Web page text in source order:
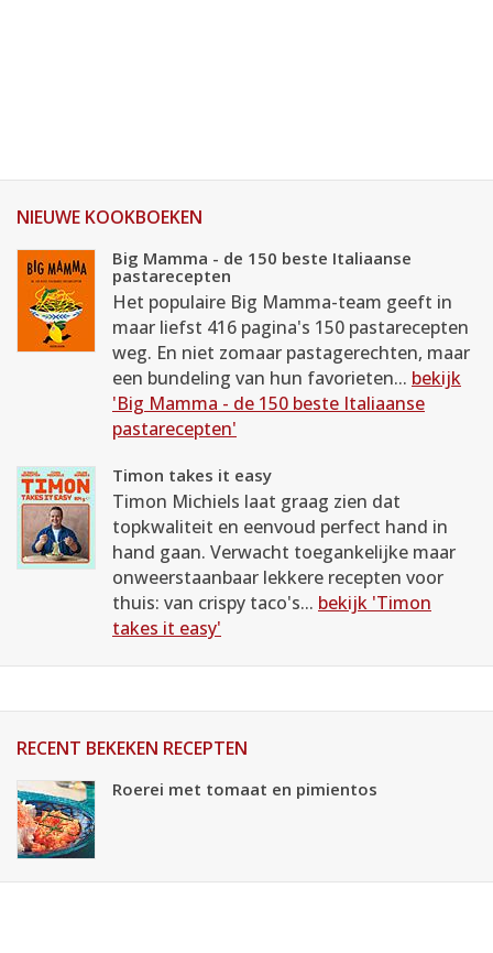
NIEUWE KOOKBOEKEN
Big Mamma - de 150 beste Italiaanse
pastarecepten
Het populaire Big Mamma-team geeft in
maar liefst 416 pagina's 150 pastarecepten
weg. En niet zomaar pastagerechten, maar
een bundeling van hun favorieten... bekijk
'Big Mamma - de 150 beste Italiaanse
pastarecepten'
Timon takes it easy
Timon Michiels laat graag zien dat
topkwaliteit en eenvoud perfect hand in
hand gaan. Verwacht toegankelijke maar
onweerstaanbaar lekkere recepten voor
thuis: van crispy taco's... bekijk 'Timon
takes it easy'
RECENT BEKEKEN RECEPTEN
Roerei met tomaat en pimientos